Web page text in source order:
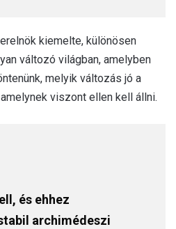
kiemelte, különösen
változó világban, amelyben
melyik változás jó a
viszont ellen kell állni.
és ehhez
archimédeszi